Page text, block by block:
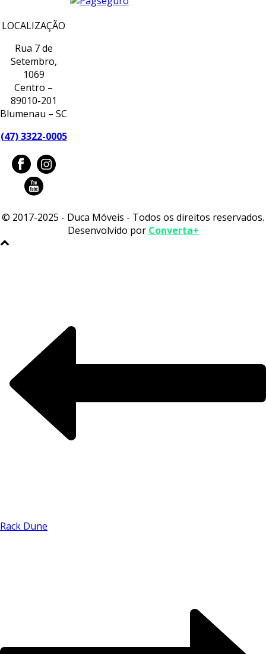
LOCALIZAÇÃO
Rua 7 de
Setembro,
1069
Centro –
89010-201
Blumenau – SC
(47) 3322-0005
© 2017-2025 - Duca Móveis - Todos os direitos reservados.
Desenvolvido por Converta+
Rack Dune